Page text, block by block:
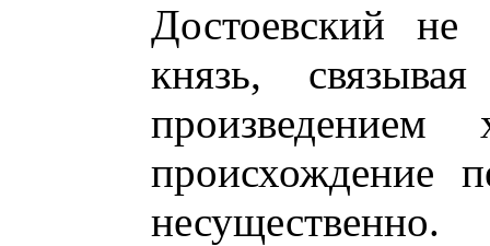
Достоевский
князь,
происхождение